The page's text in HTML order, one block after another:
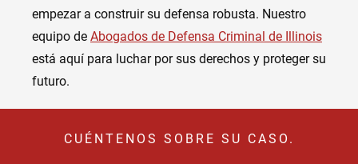
empezar a construir su defensa robusta. Nuestro
equipo de Abogados de Defensa Criminal de Illinois
está aquí para luchar por sus derechos y proteger su
futuro.
CUÉNTENOS SOBRE SU CASO.